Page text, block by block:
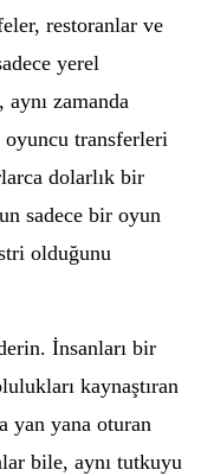
restoranlar ve
yerel
zamanda
transferleri
dolarlık bir
sadece bir oyun
olduğunu
İnsanları bir
kaynaştıran
yan yana oturan
bile, aynı tutkuyu